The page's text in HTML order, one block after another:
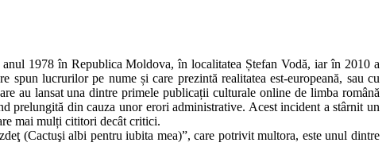
1978 în Republica Moldova, în localitatea Ștefan Vodă, iar în 2010 a
lucrurilor pe nume și care prezintă realitatea est-europeană, sau cu
au lansat una dintre primele publicații culturale online de limba română
prelungită din cauza unor erori administrative. Acest incident a stârnit un
mai mulți cititori decât critici.
(Cactuşi albi pentru iubita mea)”, care potrivit multora, este unul dintre